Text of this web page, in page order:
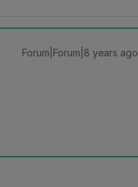
Forum|Forum|8 years ago